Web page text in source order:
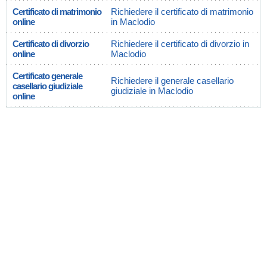
Certificato di matrimonio
online
Richiedere il certificato di matrimonio
in Maclodio
Certificato di divorzio
online
Richiedere il certificato di divorzio in
Maclodio
Certificato generale
casellario giudiziale
online
Richiedere il generale casellario
giudiziale in Maclodio